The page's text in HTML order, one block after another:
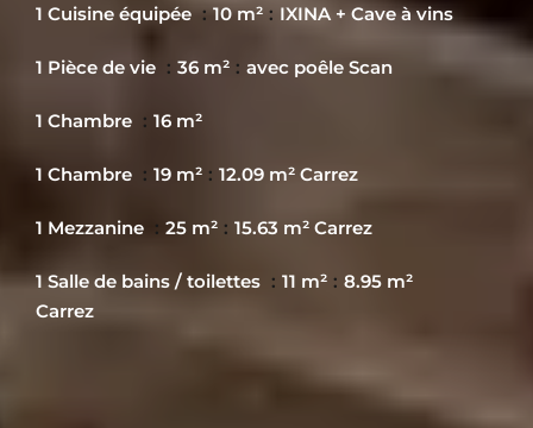
1 Cuisine équipée 10 m² IXINA + Cave à vins
1 Pièce de vie 36 m² avec poêle Scan
1 Chambre 16 m²
1 Chambre 19 m² 12.09 m² Carrez
1 Mezzanine 25 m² 15.63 m² Carrez
1 Salle de bains / toilettes 11 m²
8.95 m²
Carrez